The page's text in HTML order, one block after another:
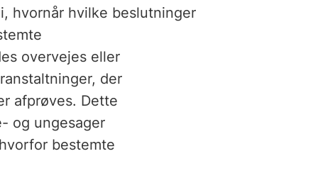
hvornår hvilke beslutninger
overvejes eller
der
afprøves. Dette
og ungesager
bestemte